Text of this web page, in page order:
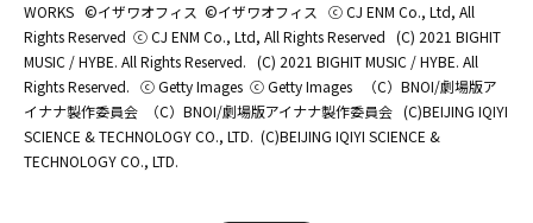
WORKS ©イザワオフィス ©イザワオフィス
ⓒ CJ ENM Co., Ltd, All
Rights Reserved ⓒ CJ ENM Co., Ltd, All Rights Reserved (C) 2021 BIGHIT
MUSIC / HYBE. All Rights Reserved. (C) 2021 BIGHIT MUSIC / HYBE. All
Rights Reserved. ⓒ Getty Images ⓒ Getty Images
（C）BNOI/劇場版ア
イナナ製作委員会
（C）BNOI/劇場版アイナナ製作委員会 (C)BEIJING IQIYI
SCIENCE & TECHNOLOGY CO., LTD. (C)BEIJING IQIYI SCIENCE &
TECHNOLOGY CO., LTD.